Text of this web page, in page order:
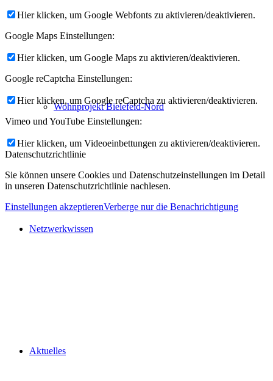
Wohnprojekt Bielefeld-Nord
Netzwerkwissen
Aktuelles
Hier klicken, um Google Webfonts zu aktivieren/deaktivieren.
Google Maps Einstellungen:
Hier klicken, um Google Maps zu aktivieren/deaktivieren.
Google reCaptcha Einstellungen:
Hier klicken, um Google reCaptcha zu aktivieren/deaktivieren.
Vimeo und YouTube Einstellungen:
Hier klicken, um Videoeinbettungen zu aktivieren/deaktivieren.
Datenschutzrichtlinie
Sie können unsere Cookies und Datenschutzeinstellungen im Detail
in unseren Datenschutzrichtlinie nachlesen.
Einstellungen akzeptierenVerberge nur die Benachrichtigung